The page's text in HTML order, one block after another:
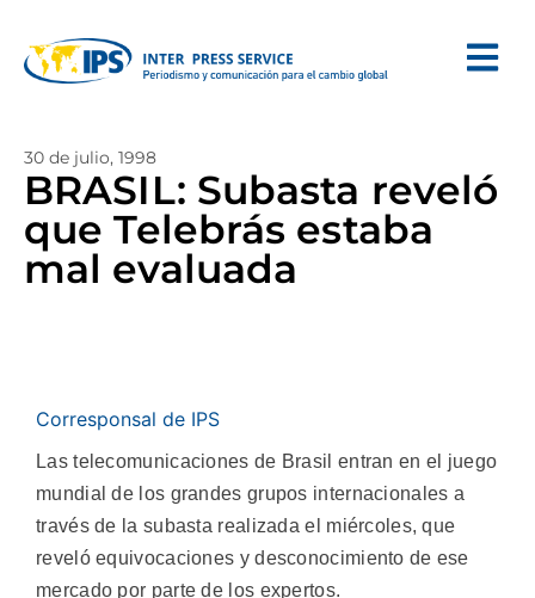
30 de julio, 1998
BRASIL: Subasta reveló
que Telebrás estaba
mal evaluada
Corresponsal de IPS
Las telecomunicaciones de Brasil entran en el juego
mundial de los grandes grupos internacionales a
través de la subasta realizada el miércoles, que
reveló equivocaciones y desconocimiento de ese
mercado por parte de los expertos.